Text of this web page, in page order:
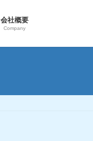
会社概要
Company